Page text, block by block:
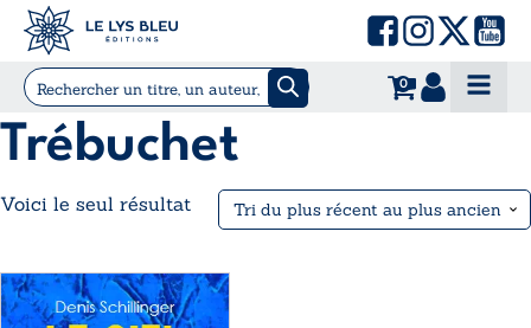
0
Trébuchet
Voici le seul résultat
Ce
produit